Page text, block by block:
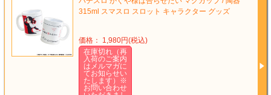
315ml スマスロ スロット キャラクター グッズ
価格： 1,980円(税込)
在庫切れ（再
入荷のご案内
はメルマガに
てお知らせい
たします）※
お問い合わせ